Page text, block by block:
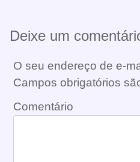
Deixe um
O seu endereço de e-
Campos obrigatórios
Comentário